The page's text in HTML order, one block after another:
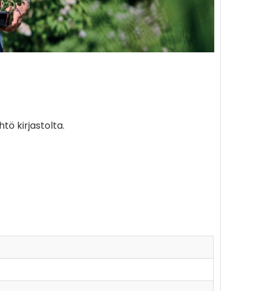
kirjastolta.